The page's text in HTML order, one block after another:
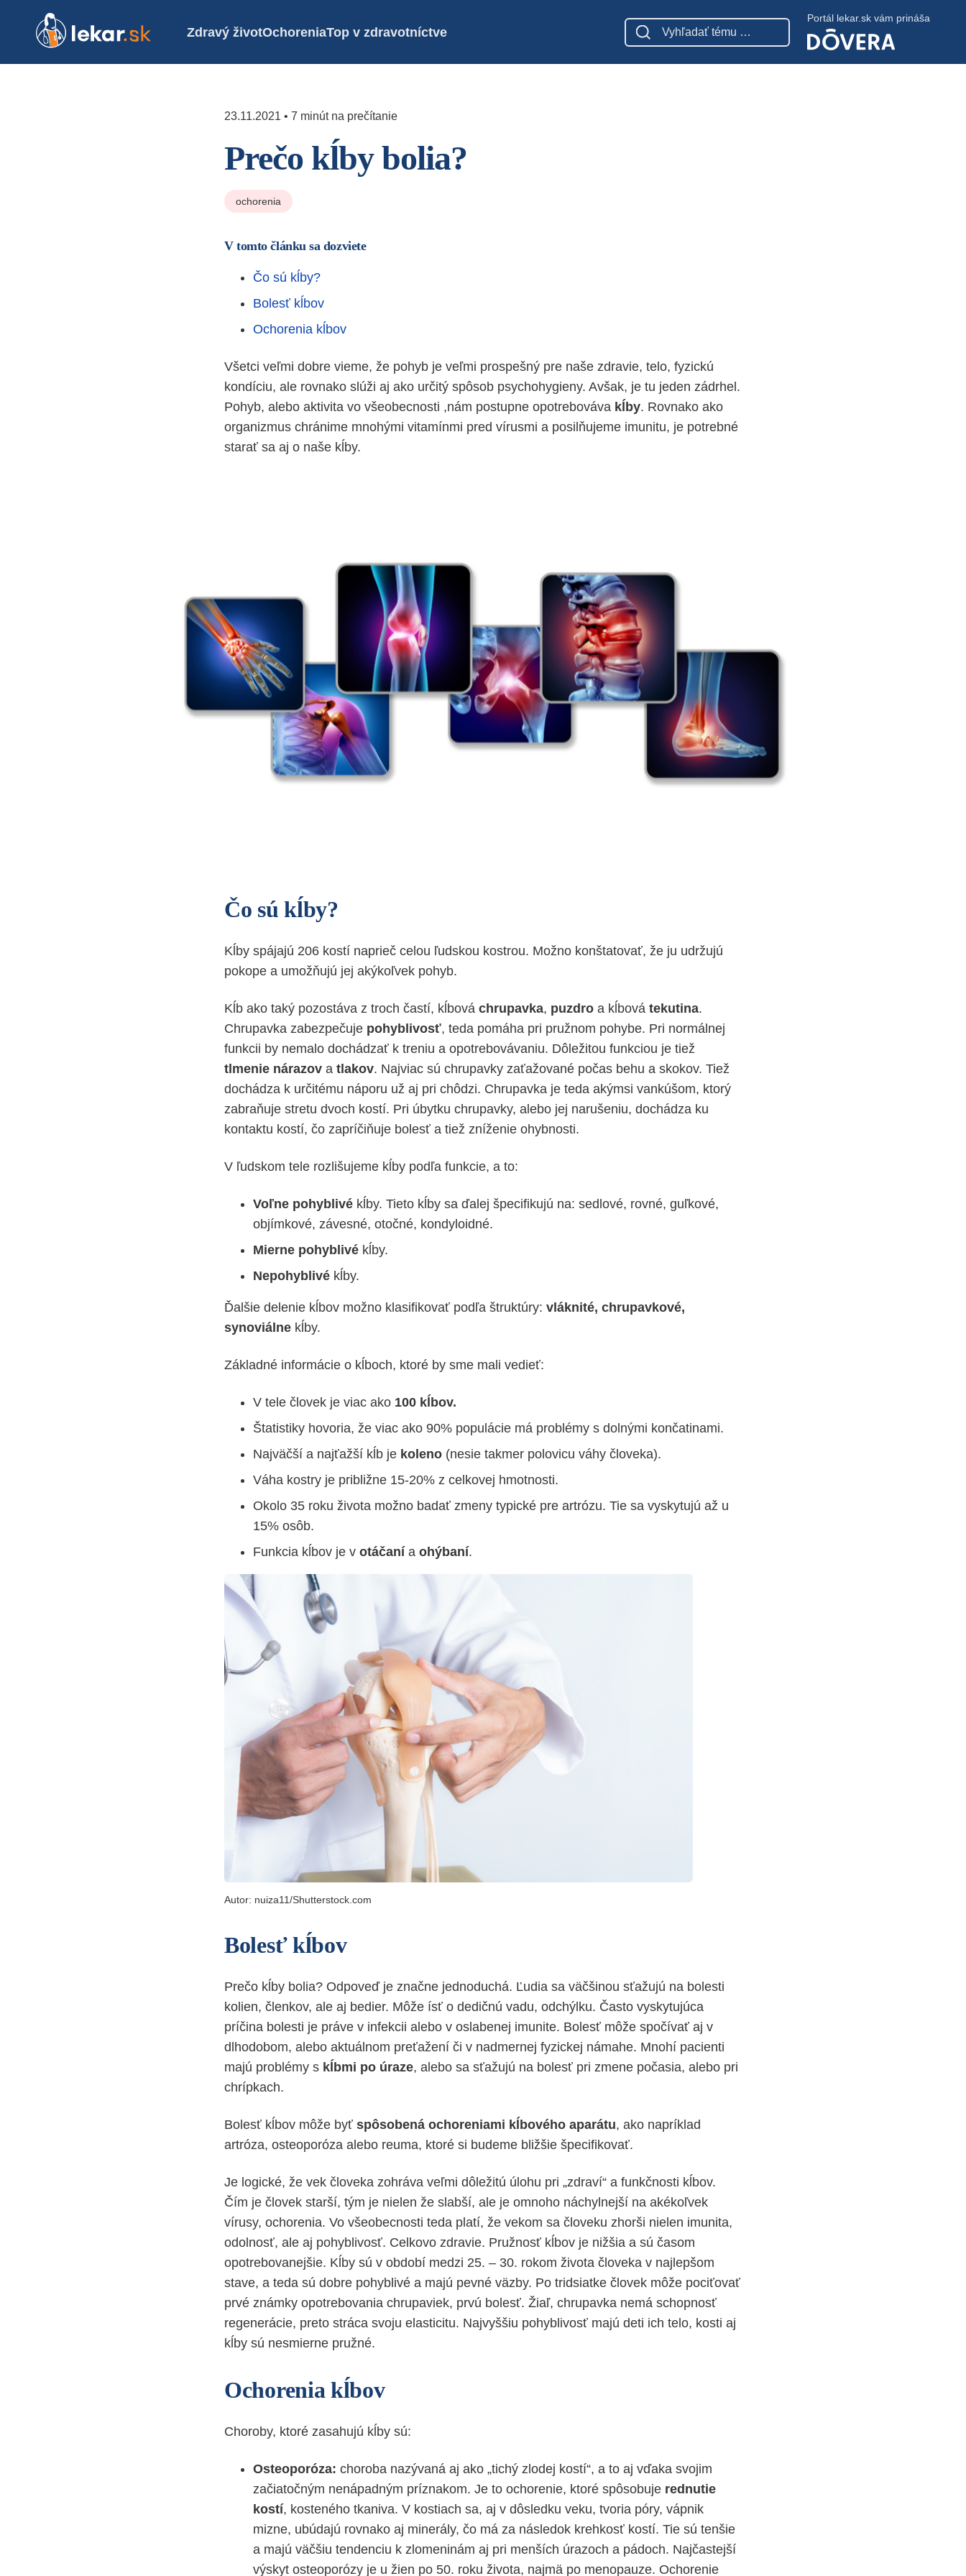
Zdravý životOchoreniaTop v zdravotníctve
Portál lekar.sk vám prináša
23.11.2021 • 7 minút na prečítanie
Prečo kĺby bolia?
ochorenia
V tomto článku sa dozviete
Čo sú kĺby?
Bolesť kĺbov
Ochorenia kĺbov
Všetci veľmi dobre vieme, že pohyb je veľmi prospešný pre naše zdravie, telo, fyzickú
kondíciu, ale rovnako slúži aj ako určitý spôsob psychohygieny. Avšak, je tu jeden zádrhel.
Pohyb, alebo aktivita vo všeobecnosti ,nám postupne opotrebováva kĺby. Rovnako ako
organizmus chránime mnohými vitamínmi pred vírusmi a posilňujeme imunitu, je potrebné
starať sa aj o naše kĺby.
Čo sú kĺby?
Kĺby spájajú 206 kostí naprieč celou ľudskou kostrou. Možno konštatovať, že ju udržujú
pokope a umožňujú jej akýkoľvek pohyb.
Kĺb ako taký pozostáva z troch častí, kĺbová chrupavka, puzdro a kĺbová tekutina.
Chrupavka zabezpečuje pohyblivosť, teda pomáha pri pružnom pohybe. Pri normálnej
funkcii by nemalo dochádzať k treniu a opotrebovávaniu. Dôležitou funkciou je tiež
tlmenie nárazov a tlakov. Najviac sú chrupavky zaťažované počas behu a skokov. Tiež
dochádza k určitému náporu už aj pri chôdzi. Chrupavka je teda akýmsi vankúšom, ktorý
zabraňuje stretu dvoch kostí. Pri úbytku chrupavky, alebo jej narušeniu, dochádza ku
kontaktu kostí, čo zapríčiňuje bolesť a tiež zníženie ohybnosti.
V ľudskom tele rozlišujeme kĺby podľa funkcie, a to:
Voľne pohyblivé kĺby. Tieto kĺby sa ďalej špecifikujú na: sedlové, rovné, guľkové,
objímkové, závesné, otočné, kondyloidné.
Mierne pohyblivé kĺby.
Nepohyblivé kĺby.
Ďalšie delenie kĺbov možno klasifikovať podľa štruktúry: vláknité, chrupavkové,
synoviálne kĺby.
Základné informácie o kĺboch, ktoré by sme mali vedieť:
V tele človek je viac ako 100 kĺbov.
Štatistiky hovoria, že viac ako 90% populácie má problémy s dolnými končatinami.
Najväčší a najťažší kĺb je koleno (nesie takmer polovicu váhy človeka).
Váha kostry je približne 15-20% z celkovej hmotnosti.
Okolo 35 roku života možno badať zmeny typické pre artrózu. Tie sa vyskytujú až u
15% osôb.
Funkcia kĺbov je v otáčanía ohýbaní.
Autor: nuiza11/Shutterstock.com
Bolesť kĺbov
Prečo kĺby bolia? Odpoveď je značne jednoduchá. Ľudia sa väčšinou sťažujú na bolesti
kolien, členkov, ale aj bedier. Môže ísť o dedičnú vadu, odchýlku. Často vyskytujúca
príčina bolesti je práve v infekcii alebo v oslabenej imunite. Bolesť môže spočívať aj v
dlhodobom, alebo aktuálnom preťažení či v nadmernej fyzickej námahe. Mnohí pacienti
majú problémy s kĺbmi po úraze, alebo sa sťažujú na bolesť pri zmene počasia, alebo pri
chrípkach.
Bolesť kĺbov môže byť spôsobená ochoreniami kĺbového aparátu, ako napríklad
artróza, osteoporóza alebo reuma, ktoré si budeme bližšie špecifikovať.
Je logické, že vek človeka zohráva veľmi dôležitú úlohu pri „zdraví“ a funkčnosti kĺbov.
Čím je človek starší, tým je nielen že slabší, ale je omnoho náchylnejší na akékoľvek
vírusy, ochorenia. Vo všeobecnosti teda platí, že vekom sa človeku zhorši nielen imunita,
odolnosť, ale aj pohyblivosť. Celkovo zdravie. Pružnosť kĺbov je nižšia a sú časom
opotrebovanejšie. Kĺby sú v období medzi 25. – 30. rokom života človeka v najlepšom
stave, a teda sú dobre pohyblivé a majú pevné väzby. Po tridsiatke človek môže pociťovať
prvé známky opotrebovania chrupaviek, prvú bolesť. Žiaľ, chrupavka nemá schopnosť
regenerácie, preto stráca svoju elasticitu. Najvyššiu pohyblivosť majú deti ich telo, kosti aj
kĺby sú nesmierne pružné.
Ochorenia kĺbov
Choroby, ktoré zasahujú kĺby sú:
Osteoporóza: choroba nazývaná aj ako „tichý zlodej kostí“, a to aj vďaka svojim
začiatočným nenápadným príznakom. Je to ochorenie, ktoré spôsobuje rednutie
kostí, kosteného tkaniva. V kostiach sa, aj v dôsledku veku, tvoria póry, vápnik
mizne, ubúdajú rovnako aj minerály, čo má za následok krehkosť kostí. Tie sú tenšie
a majú väčšiu tendenciu k zlomeninám aj pri menších úrazoch a pádoch. Najčastejší
výskyt osteoporózy je u žien po 50. roku života, najmä po menopauze. Ochorenie